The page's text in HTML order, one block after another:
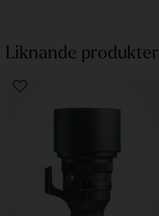
Liknande produkter